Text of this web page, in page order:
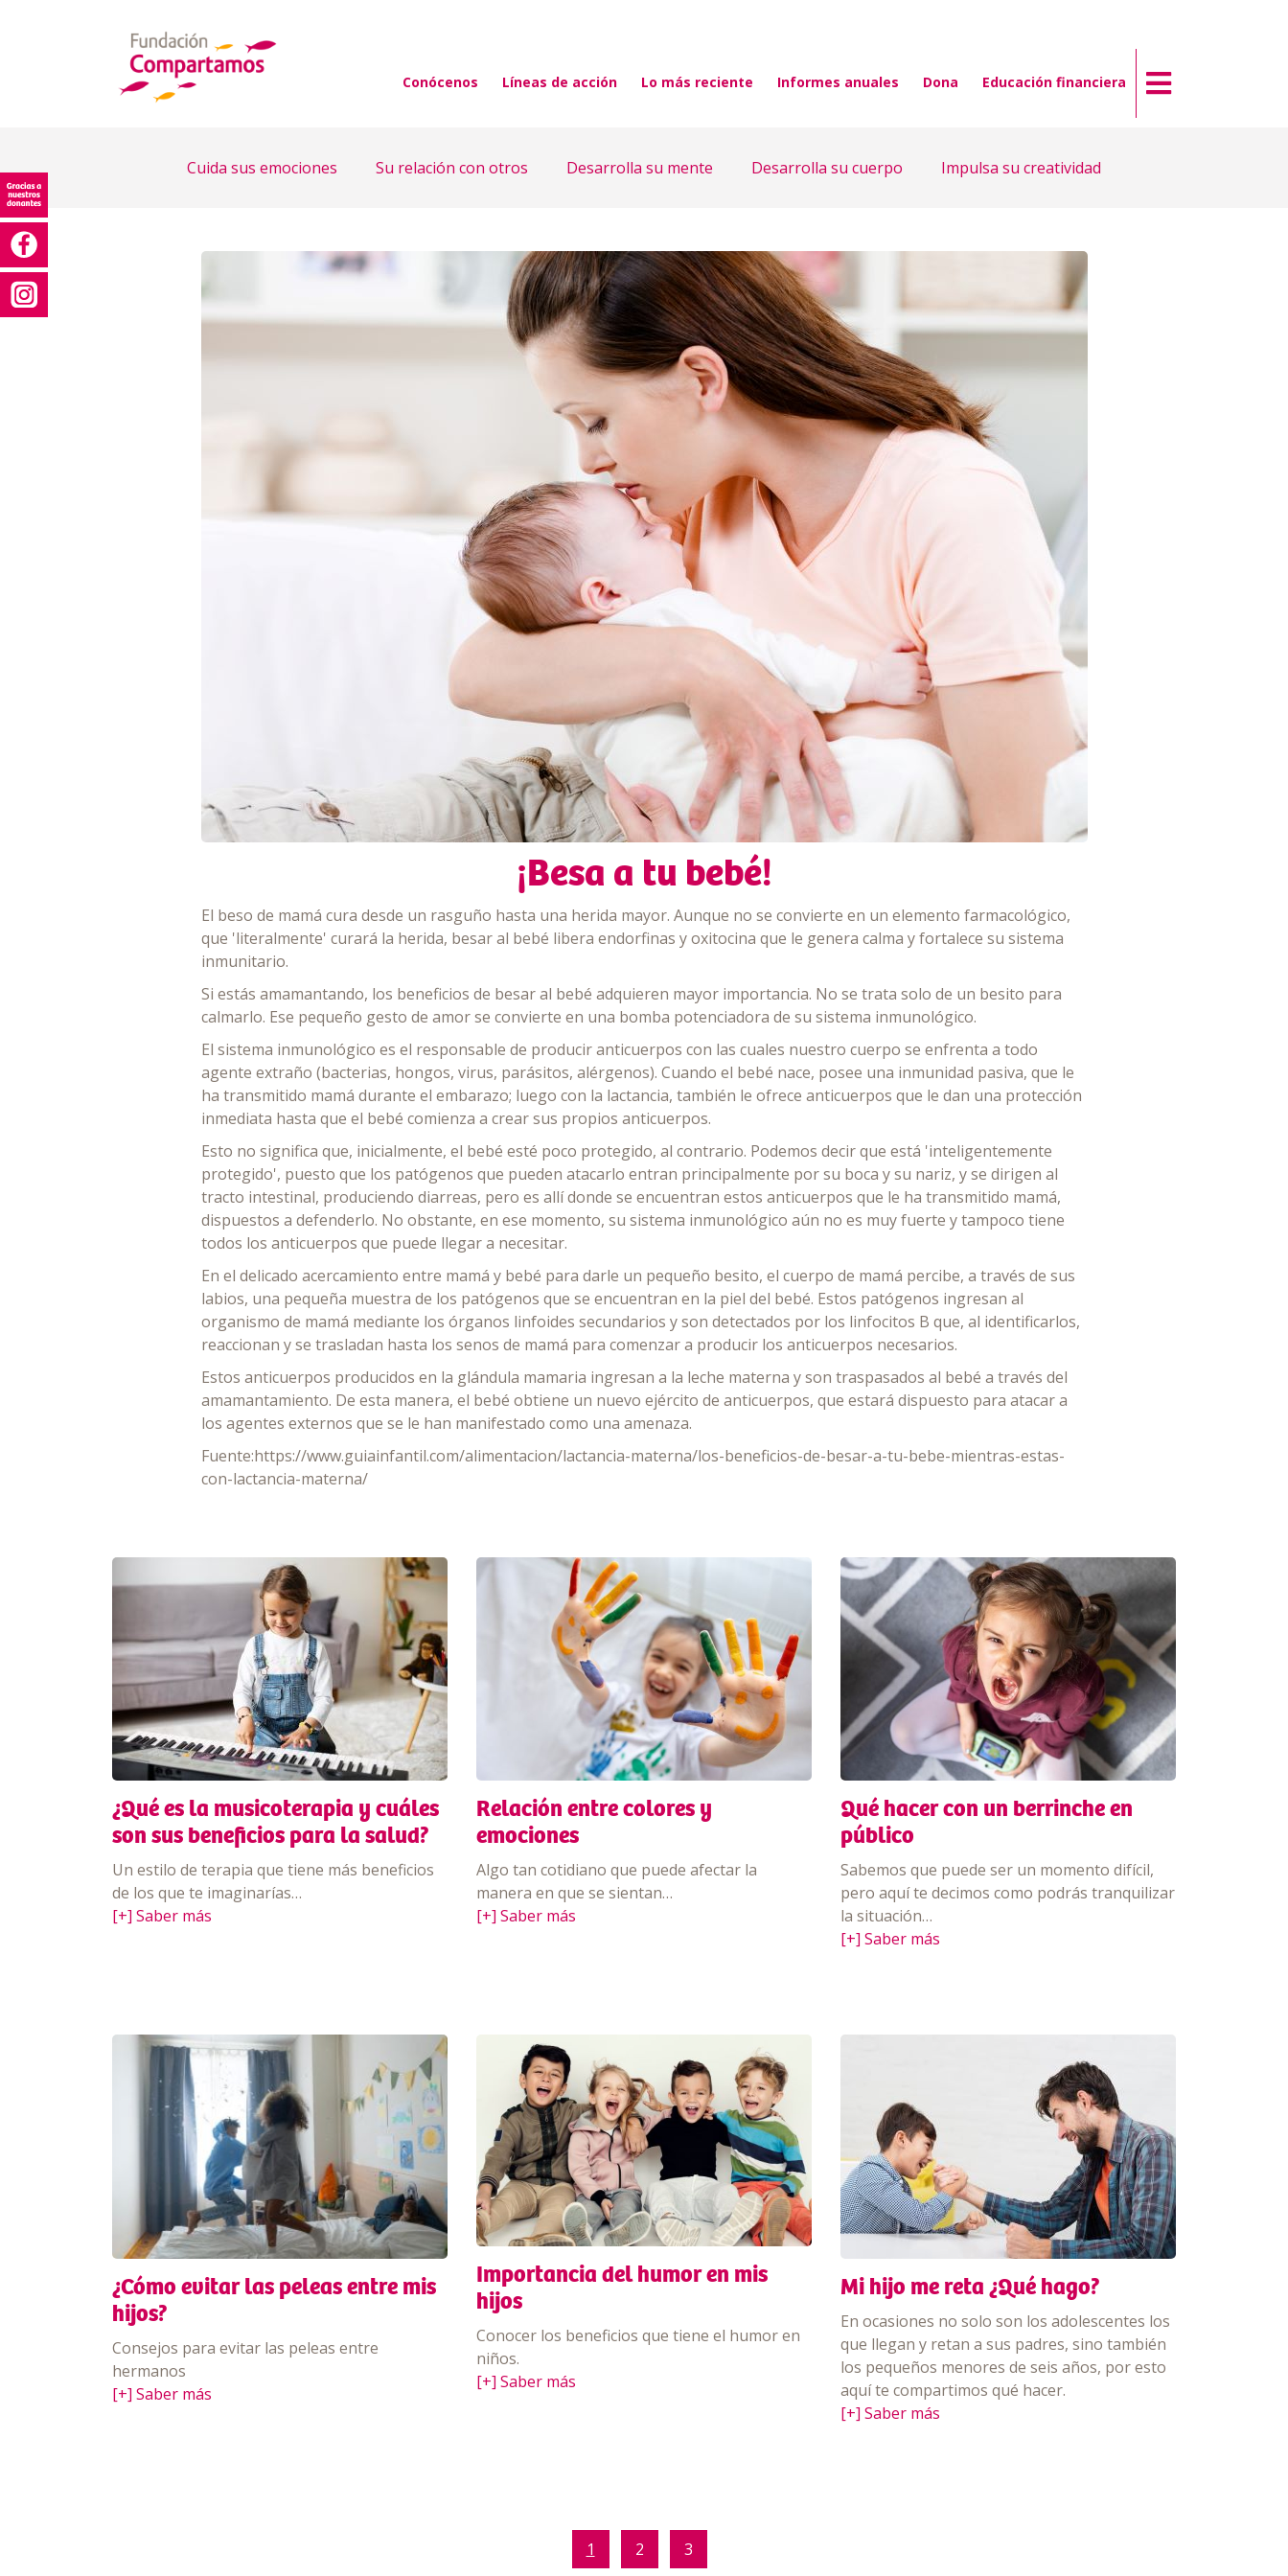
Conócenos Líneas de acción Lo más reciente Informes anuales Dona Educación financiera
Cuida sus emociones Su relación con otros Desarrolla su mente Desarrolla su cuerpo Impulsa su creatividad
¡Besa a tu bebé!
El beso de mamá cura desde un rasguño hasta una herida mayor. Aunque no se convierte en un elemento farmacológico,
que 'literalmente' curará la herida, besar al bebé libera endorfinas y oxitocina que le genera calma y fortalece su sistema
inmunitario.
Si estás amamantando, los beneficios de besar al bebé adquieren mayor importancia. No se trata solo de un besito para
calmarlo. Ese pequeño gesto de amor se convierte en una bomba potenciadora de su sistema inmunológico.
El sistema inmunológico es el responsable de producir anticuerpos con las cuales nuestro cuerpo se enfrenta a todo
agente extraño (bacterias, hongos, virus, parásitos, alérgenos). Cuando el bebé nace, posee una inmunidad pasiva, que le
ha transmitido mamá durante el embarazo; luego con la lactancia, también le ofrece anticuerpos que le dan una protección
inmediata hasta que el bebé comienza a crear sus propios anticuerpos.
Esto no significa que, inicialmente, el bebé esté poco protegido, al contrario. Podemos decir que está 'inteligentemente
protegido', puesto que los patógenos que pueden atacarlo entran principalmente por su boca y su nariz, y se dirigen al
tracto intestinal, produciendo diarreas, pero es allí donde se encuentran estos anticuerpos que le ha transmitido mamá,
dispuestos a defenderlo. No obstante, en ese momento, su sistema inmunológico aún no es muy fuerte y tampoco tiene
todos los anticuerpos que puede llegar a necesitar.
En el delicado acercamiento entre mamá y bebé para darle un pequeño besito, el cuerpo de mamá percibe, a través de sus
labios, una pequeña muestra de los patógenos que se encuentran en la piel del bebé. Estos patógenos ingresan al
organismo de mamá mediante los órganos linfoides secundarios y son detectados por los linfocitos B que, al identificarlos,
reaccionan y se trasladan hasta los senos de mamá para comenzar a producir los anticuerpos necesarios.
Estos anticuerpos producidos en la glándula mamaria ingresan a la leche materna y son traspasados al bebé a través del
amamantamiento. De esta manera, el bebé obtiene un nuevo ejército de anticuerpos, que estará dispuesto para atacar a
los agentes externos que se le han manifestado como una amenaza.
Fuente:https://www.guiainfantil.com/alimentacion/lactancia-materna/los-beneficios-de-besar-a-tu-bebe-mientras-estas-
con-lactancia-materna/
¿Qué es la musicoterapia y cuáles
son sus beneficios para la salud?
Un estilo de terapia que tiene más beneficios
de los que te imaginarías…
[+] Saber más
Relación entre colores y
emociones
Algo tan cotidiano que puede afectar la
manera en que se sientan…
[+] Saber más
Qué hacer con un berrinche en
público
Sabemos que puede ser un momento difícil,
pero aquí te decimos como podrás tranquilizar
la situación…
[+] Saber más
¿Cómo evitar las peleas entre mis
hijos?
Consejos para evitar las peleas entre
hermanos
[+] Saber más
Importancia del humor en mis
hijos
Conocer los beneficios que tiene el humor en
niños.
[+] Saber más
Mi hijo me reta ¿Qué hago?
En ocasiones no solo son los adolescentes los
que llegan y retan a sus padres, sino también
los pequeños menores de seis años, por esto
aquí te compartimos qué hacer.
[+] Saber más
1 2 3